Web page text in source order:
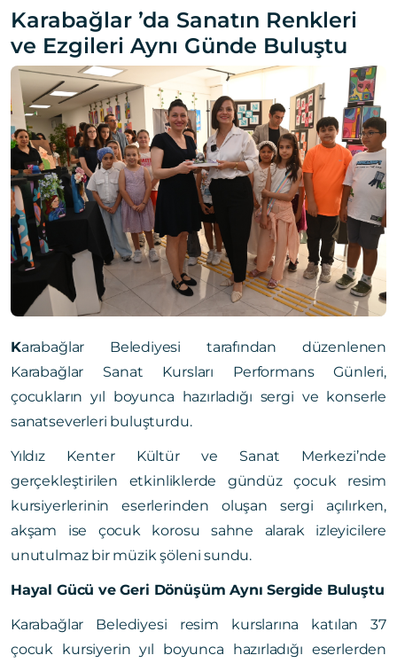
Karabağlar ’da Sanatın Renkleri
ve Ezgileri Aynı Günde Buluştu
Karabağlar Belediyesi tarafından düzenlenen
Karabağlar Sanat Kursları Performans Günleri,
çocukların yıl boyunca hazırladığı sergi ve konserle
sanatseverleri buluşturdu.
Yıldız Kenter Kültür ve Sanat Merkezi’nde
gerçekleştirilen etkinliklerde gündüz çocuk resim
kursiyerlerinin eserlerinden oluşan sergi açılırken,
akşam ise çocuk korosu sahne alarak izleyicilere
unutulmaz bir müzik şöleni sundu.
Hayal Gücü ve Geri Dönüşüm Aynı Sergide Buluştu
Karabağlar Belediyesi resim kurslarına katılan 37
çocuk kursiyerin yıl boyunca hazırladığı eserlerden